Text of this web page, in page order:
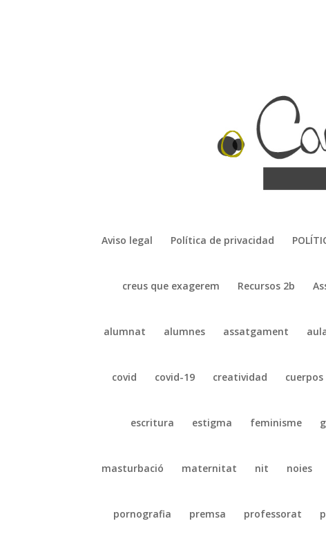
Aviso legal Política de privacidad
creus que exagerem Recursos 2b
alumnat alumnes assatgament
covid covid-19 creatividad cuerpos
escritura estigma feminisme
masturbació maternitat nit noies
pornografia premsa professorat